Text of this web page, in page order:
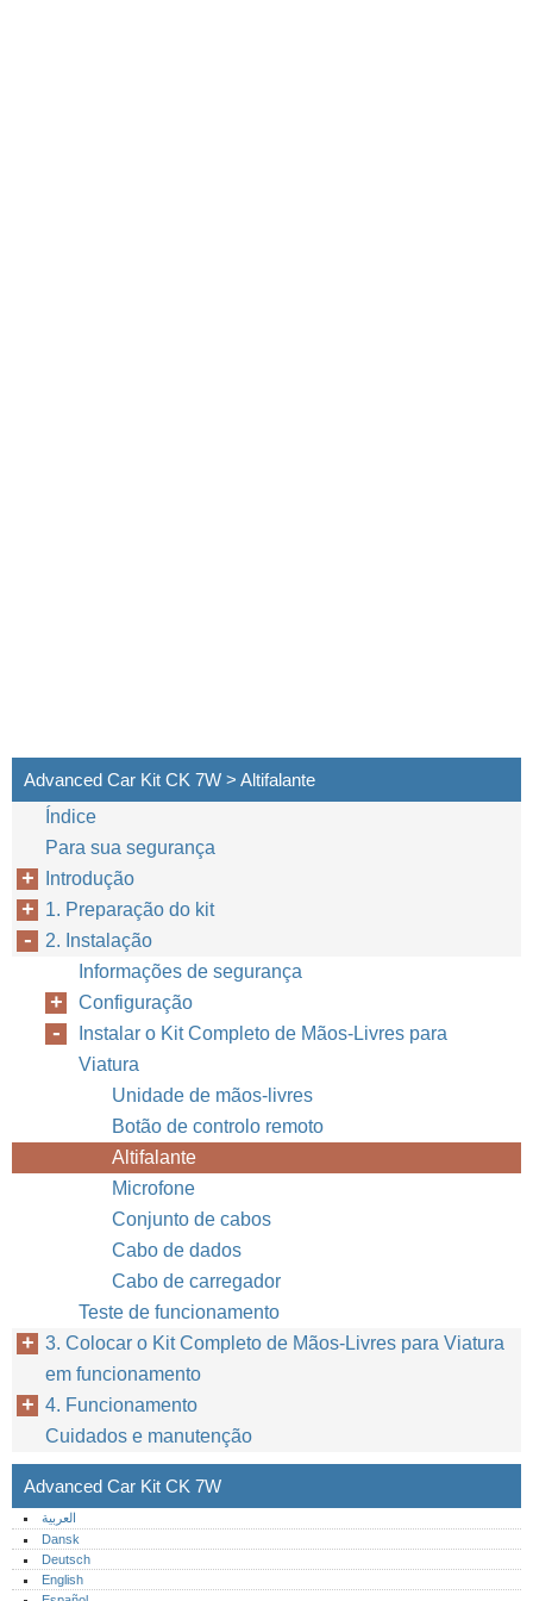
Advanced Car Kit CK 7W > Altifalante
Índice
Para sua segurança
Introdução
1. Preparação do kit
2. Instalação
Informações de segurança
Configuração
Instalar o Kit Completo de Mãos-Livres para
Viatura
Unidade de mãos-livres
Botão de controlo remoto
Altifalante
Microfone
Conjunto de cabos
Cabo de dados
Cabo de carregador
Teste de funcionamento
3. Colocar o Kit Completo de Mãos-Livres para Viatura
em funcionamento
4. Funcionamento
Cuidados e manutenção
Advanced Car Kit CK 7W
العربية
Dansk
Deutsch
English